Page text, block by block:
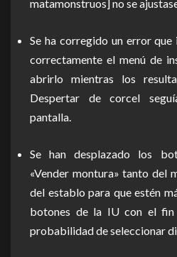
matamonstruos] no se
Se ha corregido un error
correctamente el menú de
abrirlo mientras los
Despertar de corcel
pantalla.
Se han desplazado los
«Vender montura» tanto del
del establo para que estén
botones de la IU con el
probabilidad de seleccionar